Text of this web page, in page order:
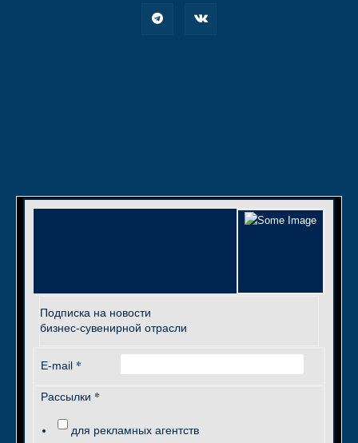
Подписка на новости
бизнес-сувенирной отрасли
E-mail *
Рассылки *
для рекламных агентств